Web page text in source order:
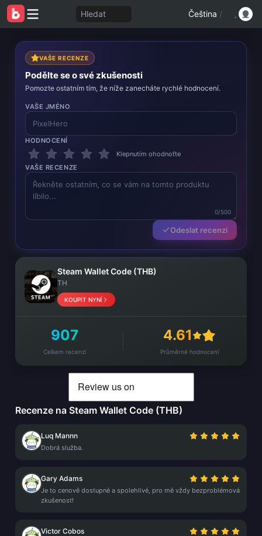
Hledat Čeština /
VAŠE RECENZE
Podělte se o své zkušenosti
Pomozte ostatním tím, že níže zanecháte rychlé hodnocení.
VAŠE JMÉNO
HODNOCENÍ
Klepnutím ohodnoťte
VAŠE RECENZE
0/500
Odeslat recenzi
Steam Wallet Code (THB)
TH
KOUPIT NYNÍ
907
Celkem recenzí
4.61
Průměrné hodnocení
Recenze na Steam Wallet Code (THB)
Luq Mannn
Dobrá služba.
Gary Adams
Je to cenově dostupné a spolehlivé, pro mě vždy bezproblémová
zkušenost!
Victor Cobos